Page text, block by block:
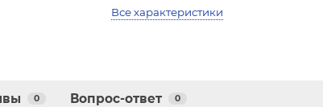
Все характеристики
0 Вопрос-ответ 0